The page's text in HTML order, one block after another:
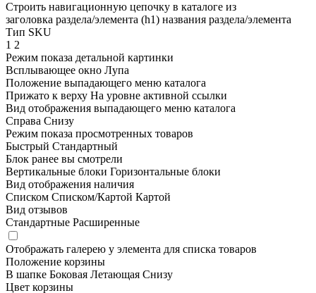
Строить навигационную цепочку в каталоге из
заголовка раздела/элемента (h1) названия раздела/элемента
Тип SKU
1 2
Режим показа детальной картинки
Всплывающее окно Лупа
Положение выпадающего меню каталога
Прижато к верху На уровне активной ссылки
Вид отображения выпадающего меню каталога
Справа Снизу
Режим показа просмотренных товаров
Быстрый Стандартный
Блок ранее вы смотрели
Вертикальные блоки Горизонтальные блоки
Вид отображения наличия
Списком Списком/Картой Картой
Вид отзывов
Стандартные Расширенные
Отображать галерею у элемента для списка товаров
Положение корзины
В шапке Боковая Летающая Снизу
Цвет корзины